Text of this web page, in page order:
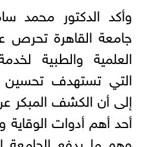
وأكد الدكتور محمد
جامعة القاهرة تحرص
العلمية والطبية
التي تستهدف تحسين
إلى أن الكشف المبكر
أحد أهم أدوات
وهو ما يدفع